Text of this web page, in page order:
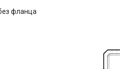
фланца